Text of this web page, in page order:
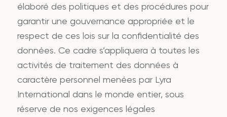
élaboré des politiques et des procédures pour
garantir une gouvernance appropriée et le
respect de ces lois sur la confidentialité des
données. Ce cadre s’appliquera à toutes les
activités de traitement des données à
caractère personnel menées par Lyra
International dans le monde entier, sous
réserve de nos exigences légales